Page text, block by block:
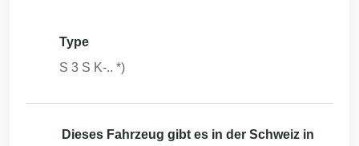
Type
S 3 S K-.. *)
Dieses Fahrzeug gibt es in der Schweiz in